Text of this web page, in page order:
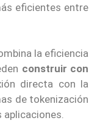
eficientes entre
la eficiencia
construir con
directa con la
de tokenización
aplicaciones.